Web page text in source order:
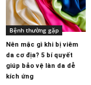
Bệnh thường gặp
Nên mặc gì khi bị viêm
da cơ địa? 5 bí quyết
giúp bảo vệ làn da dễ
kích ứng